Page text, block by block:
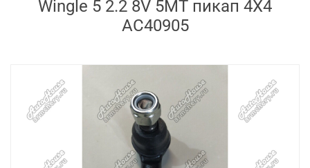
Wingle 5 2.2 8V 5MT пикап 4X4
AC40905